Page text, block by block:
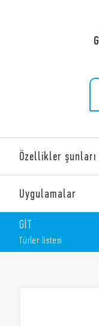
Özellikler
2 GİRİŞ / 2 ÇIKIŞ
4 GİRİŞ / 4
KNX veriyolu
Mantıksal
Uygulamalar
GİT
Türler listesi